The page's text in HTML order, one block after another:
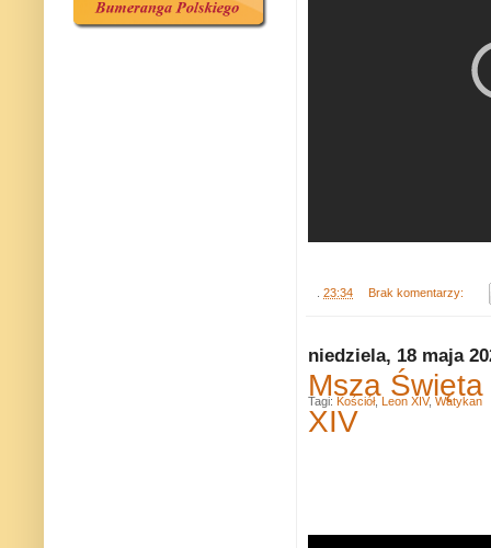
23:34 Brak komentarzy:
niedziela, 18 maja
Msza
XIV
Tagi: Kościół, Leon XIV, Watykan